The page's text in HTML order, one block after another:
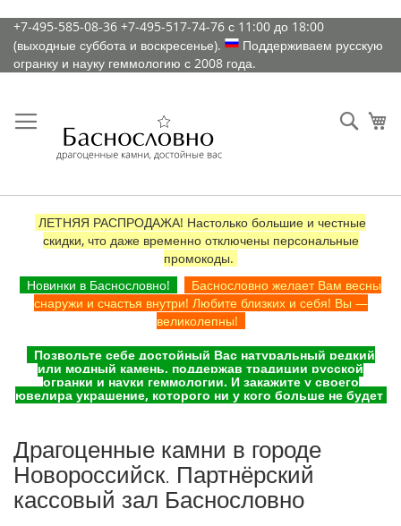
К
содержимому
+7-495-585-08-36 +7-495-517-74-76 с 11:00 до 18:00
(выходные суббота и воскресенье).
Поддерживаем русскую
огранку и науку геммологию с 2008 года.
ЛЕТНЯЯ РАСПРОДАЖА! Настолько большие и честные
скидки, что даже временно отключены персональные
промокоды.
Новинки в Баснословно!
Баснословно желает Вам весны
снаружи и счастья внутри! Любите близких и себя! Вы —
великолепны!
Позвольте себе достойный Вас натуральный редкий
или модный камень, поддержав традиции русской
огранки и науки геммологии. И закажите у своего
ювелира украшение, которого ни у кого больше не будет
Драгоценные камни в городе
Новороссийск. Партнёрский
кассовый зал Баснословно